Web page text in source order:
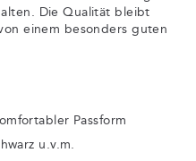
Die Qualität bleibt
einem besonders guten
Passform
u.v.m.